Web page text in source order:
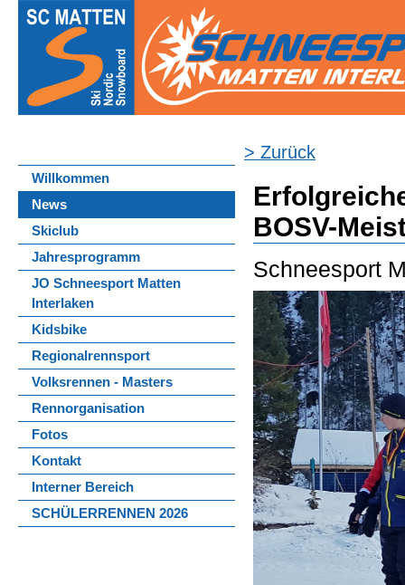
Willkommen
News
Skiclub
Jahresprogramm
JO Schneesport Matten
Interlaken
Kidsbike
Regionalrennsport
Volksrennen - Masters
Rennorganisation
Fotos
Kontakt
Interner Bereich
SCHÜLERRENNEN 2026
> Zurück
BOSV-
Schneesport